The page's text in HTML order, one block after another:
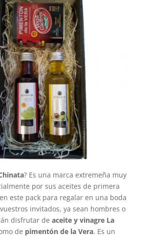
? Es una marca extremeña muy
por sus aceites de primera
este pack para regalar en una boda
invitados, ya sean hombres o
disfrutar de aceite y vinagre La
de pimentón de la Vera. Es un